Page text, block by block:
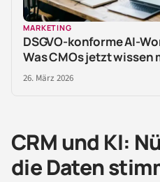
MARKETING
DSGVO-konforme AI-
Was CMOs jetzt wissen
26. März 2026
CRM und KI:
die Daten